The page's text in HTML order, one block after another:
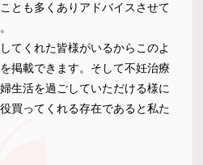
とも多くありアドバイスさせて
てくれた皆様がいるからこのよ
掲載できます。そして不妊治療
生活を過ごしていただける様に
買ってくれる存在であると私た